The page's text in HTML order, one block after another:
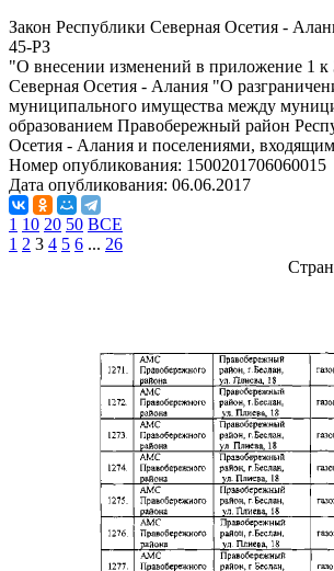
Закон Республики Северная Осетия -
45-РЗ
"О внесении изменений в приложение 1 к
Северная Осетия - Алания "О
муниципального имущества между
образованием Правобережный район
Осетия - Алания и поселениями,
Номер опубликования: 1500201706060015
Дата опубликования: 06.06.2017
1 10 20 50 ВСЕ
1 2 3 4 5 6 ... 26